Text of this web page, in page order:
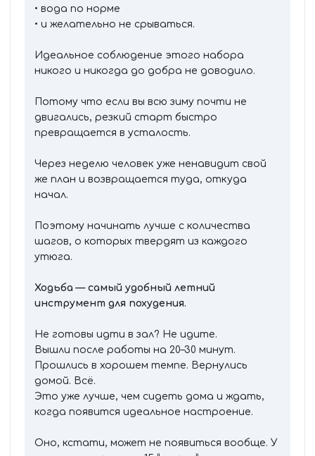
• вода по норме
• и желательно не срываться.
Идеальное соблюдение этого набора
никого и никогда до добра не доводило.
Потому что если вы всю зиму почти не
двигались, резкий старт быстро
превращается в усталость.
Через неделю человек уже ненавидит свой
же план и возвращается туда, откуда
начал.
Поэтому начинать лучше с количества
шагов, о которых твердят из каждого
утюга.
Ходьба — самый удобный летний
инструмент для похудения.
Не готовы идти в зал? Не идите.
Вышли после работы на 20–30 минут.
Прошлись в хорошем темпе. Вернулись
домой. Всё.
Это уже лучше, чем сидеть дома и ждать,
когда появится идеальное настроение.
Оно, кстати, может не появиться вообще. У